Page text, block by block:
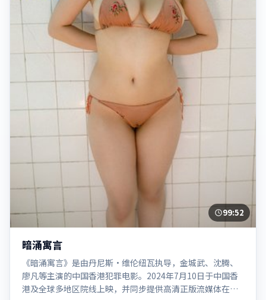
99:52
暗涌寓言
《暗涌寓言》是由丹尼斯·维伦纽瓦执导，金城武、沈腾、
廖凡等主演的中国香港犯罪电影。2024年7月10日于中国香
港及全球多地区院线上映，并同步提供高清正版流媒体在线